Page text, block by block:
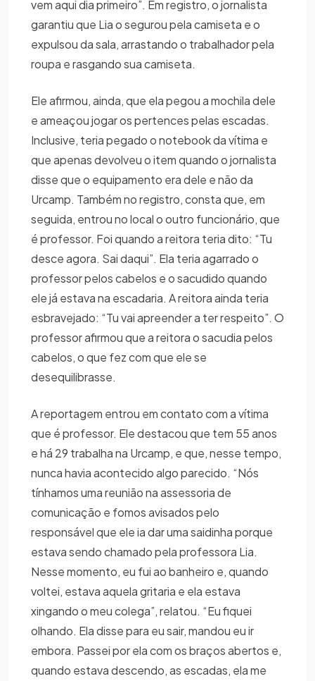
vem aqui dia primeiro”. Em registro, o jornalista
garantiu que Lia o segurou pela camiseta e o
expulsou da sala, arrastando o trabalhador pela
roupa e rasgando sua camiseta.
Ele afirmou, ainda, que ela pegou a mochila dele
e ameaçou jogar os pertences pelas escadas.
Inclusive, teria pegado o notebook da vítima e
que apenas devolveu o item quando o jornalista
disse que o equipamento era dele e não da
Urcamp. Também no registro, consta que, em
seguida, entrou no local o outro funcionário, que
é professor. Foi quando a reitora teria dito: “Tu
desce agora. Sai daqui”. Ela teria agarrado o
professor pelos cabelos e o sacudido quando
ele já estava na escadaria. A reitora ainda teria
esbravejado: “Tu vai apreender a ter respeito”. O
professor afirmou que a reitora o sacudia pelos
cabelos, o que fez com que ele se
desequilibrasse.
A reportagem entrou em contato com a vítima
que é professor. Ele destacou que tem 55 anos
e há 29 trabalha na Urcamp, e que, nesse tempo,
nunca havia acontecido algo parecido. “Nós
tínhamos uma reunião na assessoria de
comunicação e fomos avisados pelo
responsável que ele ia dar uma saidinha porque
estava sendo chamado pela professora Lia.
Nesse momento, eu fui ao banheiro e, quando
voltei, estava aquela gritaria e ela estava
xingando o meu colega”, relatou. “Eu fiquei
olhando. Ela disse para eu sair, mandou eu ir
embora. Passei por ela com os braços abertos e,
quando estava descendo, as escadas, ela me